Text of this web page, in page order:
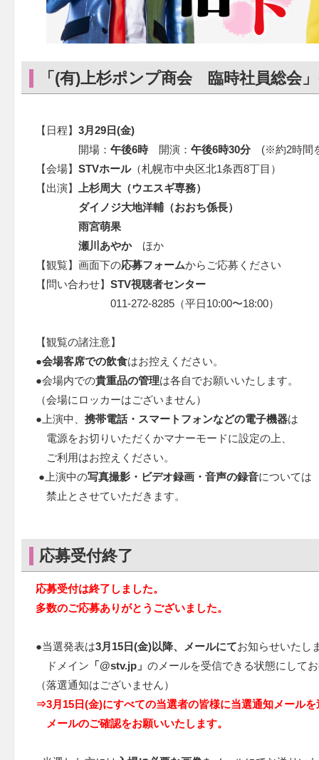
「(有)上杉ポンプ商会 臨時社員総会
【日程】 3月29日(金)
開場： 午後6時開演： 午後6時30分 (※約2時間
【会場】 STVホール（札幌市中央区北1条西8丁目）
【出演】
上杉周大（ウエスギ専務）
ダイノジ大地洋輔（おおち係長）
雨宮萌果
瀬川あやかほか
【観覧】画面下の応募フォームからご応募ください
【問い合わせ】 STV視聴者センター
011-272-8285（平日10:00〜18:00）
【観覧の諸注意】
●会場客席での飲食はお控えください。
●会場内での貴重品の管理は各自でお願いいたします。
（会場にロッカーはございません）
●上演中、 携帯電話・スマートフォンなどの電子機器は
電源をお切りいただくかマナーモードに設定の上、
ご利用はお控えください。
●上演中の写真撮影・ビデオ録画・音声の録音については
禁止とさせていただきます。
応募受付終了
応募受付は終了しました。
多数のご応募ありがとうございました。
●当選発表は3月15日(金)以降、 メールにてお知らせいたし
ドメイン 「@stv.jp」 のメールを受信できる状態にして
（落選通知はございません）
⇒3月15日(金)にすべての当選者の皆様に当選通知メール
メールのご確認をお願いいたします。